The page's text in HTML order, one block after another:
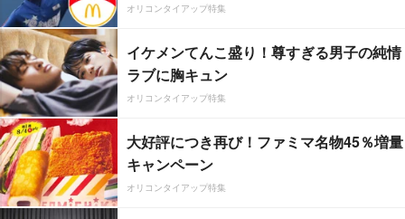
オリコンタイアップ特集
イケメンてんこ盛り！尊すぎる男子の純情
ラブに胸キュン
オリコンタイアップ特集
大好評につき再び！ファミマ名物45％増量
キャンペーン
オリコンタイアップ特集